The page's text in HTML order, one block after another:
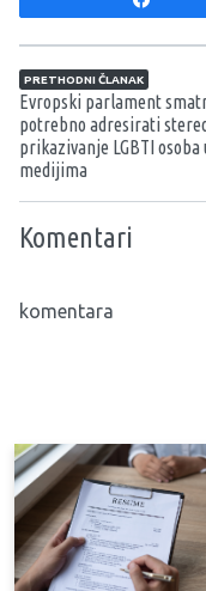
Navigacija
PRETHODNI ČLANAK
Evropski parlament
potrebno adresirati
prikazivanje LGBTI osoba
medijima
Komentari
komentara